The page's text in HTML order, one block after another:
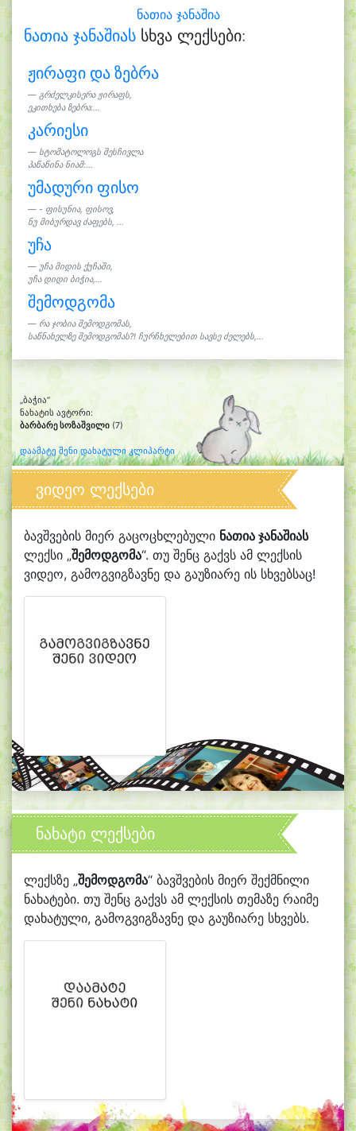
ნათია ჯანაშია
ნათია ჯანაშიას სხვა ლექსები:
ჟირაფი და ზებრა
გრძელკისერა ჟირაფს,
ეკითხება ზებრა:...
კარიესი
სტომატოლოგს შესჩივლა
პაწაწინა ნიამ:...
უმადური ფისო
- ფისუნია, ფისოვ,
ნუ მიბურდავ ძაფებს, ...
უჩა
უჩა მიდის ქუჩაში,
უჩა დიდი ბიჭია,...
შემოდგომა
რა ჯობია შემოდგომას,
საწნახელზე შემოდგომას?! ჩურჩხელებით სავსე ძელებს,...
„ბაჭია“
ნახატის ავტორი:
ბარბარე სოზაშვილი (7)
დაამატე შენი დახატული კლიპარტი
ვიდეო ლექსები
ბავშვების მიერ გაცოცხლებული ნათია ჯანაშიას
ლექსი „შემოდგომა“. თუ შენც გაქვს ამ ლექსის
ვიდეო, გამოგვიგზავნე და გაუზიარე ის სხვებსაც!
ნახატი ლექსები
ლექსზე „შემოდგომა“ ბავშვების მიერ შექმნილი
ნახატები. თუ შენც გაქვს ამ ლექსის თემაზე რაიმე
დახატული, გამოგვიგზავნე და გაუზიარე სხვებს.